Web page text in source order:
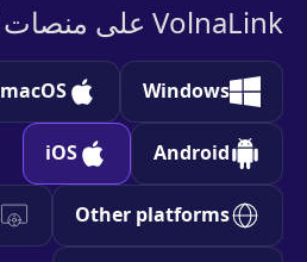
VolnaLink على منصات أخرى
Windows
macOS
Android
iOS
Other platforms